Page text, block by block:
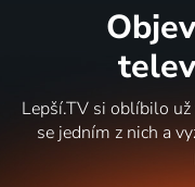
Lepší.TV si oblíbilo
se jedním z nich a